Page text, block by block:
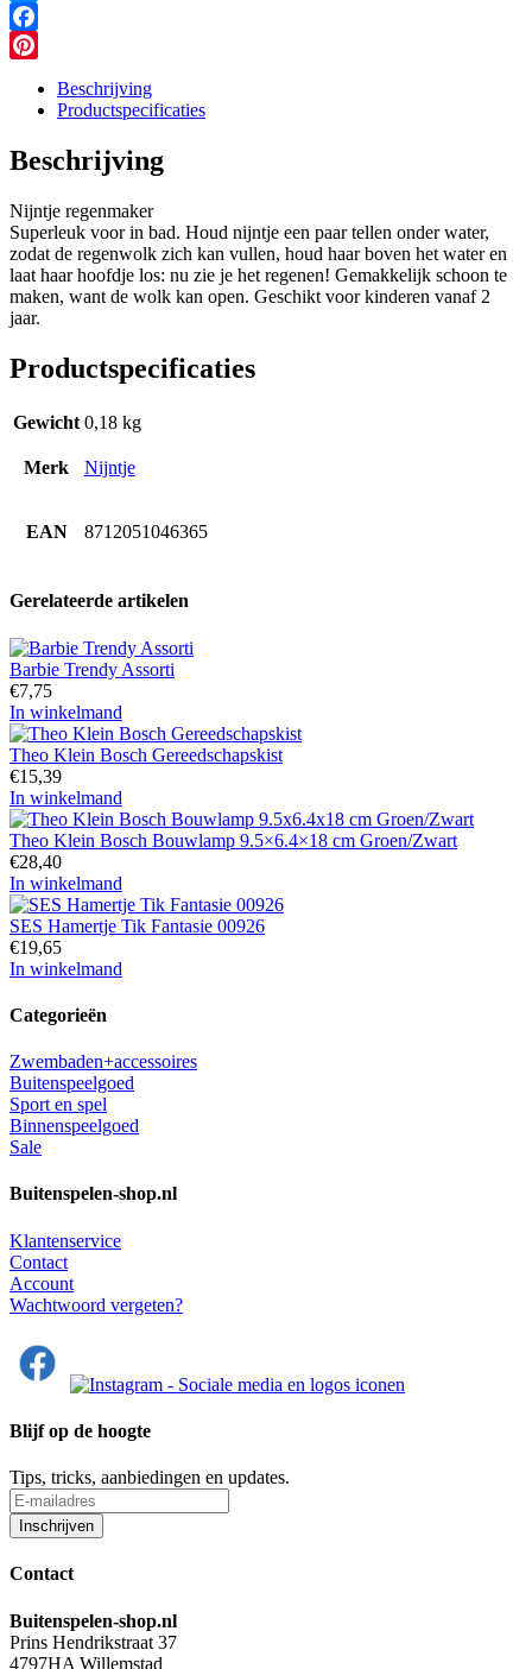
Messenger
Facebook
Beschrijving
Productspecificaties
Beschrijving
Nijntje regenmaker
Superleuk voor in bad. Houd nijntje een paar tellen onder water,
zodat de regenwolk zich kan vullen, houd haar boven het water en
laat haar hoofdje los: nu zie je het regenen! Gemakkelijk schoon te
maken, want de wolk kan open. Geschikt voor kinderen vanaf 2
jaar.
Productspecificaties
Gewicht 0,18 kg
Merk Nijntje
EAN 8712051046365
Gerelateerde artikelen
Barbie Trendy Assorti
€7,75
In winkelmand
Theo Klein Bosch Gereedschapskist
€15,39
In winkelmand
Theo Klein Bosch Bouwlamp 9.5×6.4×18 cm Groen/Zwart
€28,40
In winkelmand
SES Hamertje Tik Fantasie 00926
€19,65
In winkelmand
Categorieën
Zwembaden+accessoires
Buitenspeelgoed
Sport en spel
Binnenspeelgoed
Sale
Buitenspelen-shop.nl
Klantenservice
Contact
Account
Wachtwoord vergeten?
Blijf op de hoogte
Tips, tricks, aanbiedingen en updates.
Contact
Buitenspelen-shop.nl
Prins Hendrikstraat 37
4797HA Willemstad